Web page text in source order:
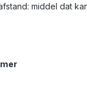
middel dat